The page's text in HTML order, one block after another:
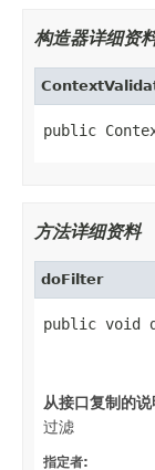
构造器详细资
public
方法详细资料
doFilter
public void
从接口复制的说
过滤
指定者: